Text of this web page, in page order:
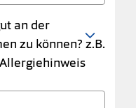
an der
zu können? z.B.